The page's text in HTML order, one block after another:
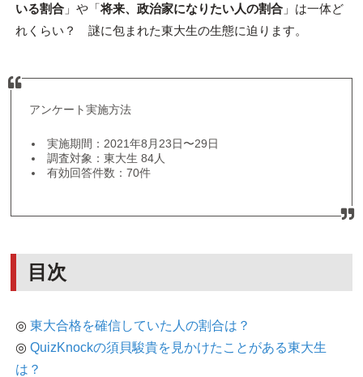
いる割合」や「将来、政治家になりたい人の割合」は一体ど
れくらい？ 謎に包まれた東大生の生態に迫ります。
アンケート実施方法
実施期間：2021年8月23日〜29日
調査対象：東大生 84人
有効回答件数：70件
目次
◎ 東大合格を確信していた人の割合は？
◎ QuizKnockの須貝駿貴を見かけたことがある東大生
は？